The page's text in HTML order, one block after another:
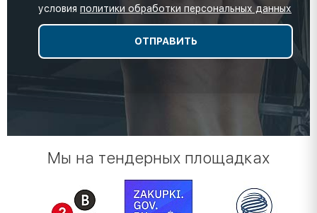
условия политики обработки персональных данных
Мы на тендерных площадках